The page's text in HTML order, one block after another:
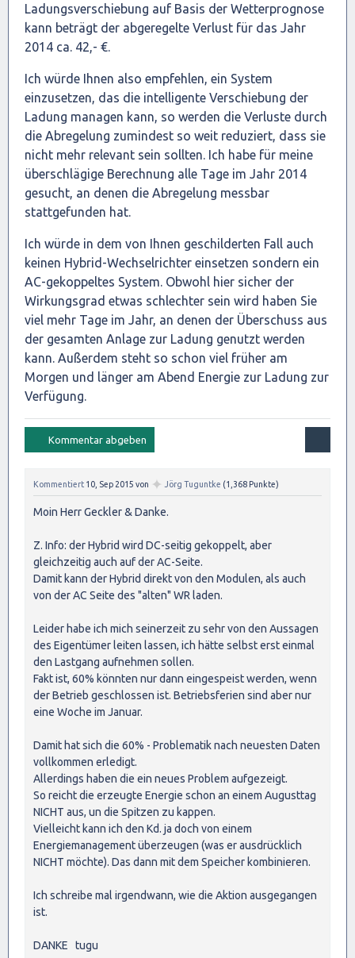
Ladungsverschiebung auf Basis der Wetterprognose
kann beträgt der abgeregelte Verlust für das Jahr
2014 ca. 42,- €.
Ich würde Ihnen also empfehlen, ein System
einzusetzen, das die intelligente Verschiebung der
Ladung managen kann, so werden die Verluste durch
die Abregelung zumindest so weit reduziert, dass sie
nicht mehr relevant sein sollten. Ich habe für meine
überschlägige Berechnung alle Tage im Jahr 2014
gesucht, an denen die Abregelung messbar
stattgefunden hat.
Ich würde in dem von Ihnen geschilderten Fall auch
keinen Hybrid-Wechselrichter einsetzen sondern ein
AC-gekoppeltes System. Obwohl hier sicher der
Wirkungsgrad etwas schlechter sein wird haben Sie
viel mehr Tage im Jahr, an denen der Überschuss aus
der gesamten Anlage zur Ladung genutzt werden
kann. Außerdem steht so schon viel früher am
Morgen und länger am Abend Energie zur Ladung zur
Verfügung.
Kommentiert 10, Sep 2015 von ✦ Jörg Tuguntke (1,368 Punkte)
Moin Herr Geckler & Danke.
Z. Info: der Hybrid wird DC-seitig gekoppelt, aber
gleichzeitig auch auf der AC-Seite.
Damit kann der Hybrid direkt von den Modulen, als auch
von der AC Seite des "alten" WR laden.
Leider habe ich mich seinerzeit zu sehr von den Aussagen
des Eigentümer leiten lassen, ich hätte selbst erst einmal
den Lastgang aufnehmen sollen.
Fakt ist, 60% könnten nur dann eingespeist werden, wenn
der Betrieb geschlossen ist. Betriebsferien sind aber nur
eine Woche im Januar.
Damit hat sich die 60% - Problematik nach neuesten Daten
vollkommen erledigt.
Allerdings haben die ein neues Problem aufgezeigt.
So reicht die erzeugte Energie schon an einem Augusttag
NICHT aus, un die Spitzen zu kappen.
Vielleicht kann ich den Kd. ja doch von einem
Energiemanagement überzeugen (was er ausdrücklich
NICHT möchte). Das dann mit dem Speicher kombinieren.
Ich schreibe mal irgendwann, wie die Aktion ausgegangen
ist.
DANKE tugu